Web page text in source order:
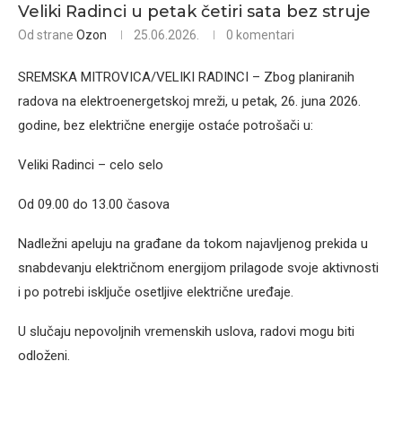
Veliki Radinci u petak četiri sata bez struje
Od strane Ozon 25.06.2026. 0 komentari
SREMSKA MITROVICA/VELIKI RADINCI – Zbog planiranih
radova na elektroenergetskoj mreži, u petak, 26. juna 2026.
godine, bez električne energije ostaće potrošači u:
Veliki Radinci – celo selo
Od 09.00 do 13.00 časova
Nadležni apeluju na građane da tokom najavljenog prekida u
snabdevanju električnom energijom prilagode svoje aktivnosti
i po potrebi isključe osetljive električne uređaje.
U slučaju nepovoljnih vremenskih uslova, radovi mogu biti
odloženi.